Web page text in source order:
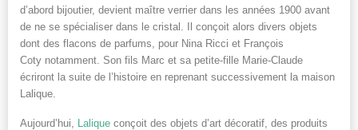
d’abord bijoutier, devient maître verrier dans les années 1900 avant
de ne se spécialiser dans le cristal. Il conçoit alors divers objets
dont des flacons de parfums, pour Nina Ricci et François
Coty notamment. Son fils Marc et sa petite-fille Marie-Claude
écriront la suite de l’histoire en reprenant successivement la maison
Lalique.
Aujourd’hui, Lalique conçoit des objets d’art décoratif, des produits